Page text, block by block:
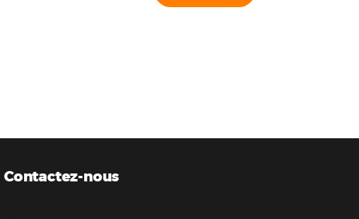
Contactez-nous